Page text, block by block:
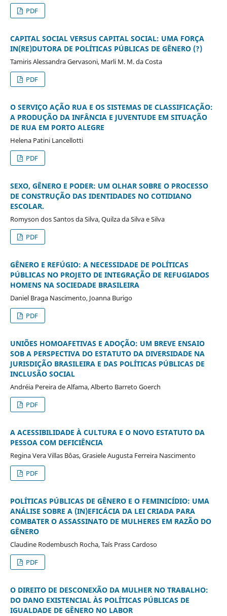
PDF
CAPITAL SOCIAL VERSUS CAPITAL SOCIAL: UMA FORÇA
IN(RE)DUTORA DE POLÍTICAS PÚBLICAS DE GÊNERO (?)
Tamiris Alessandra Gervasoni, Marli M. M. da Costa
PDF
O SERVIÇO AÇÃO RUA E OS SISTEMAS DE CLASSIFICAÇÃO:
A PRODUÇÃO DA INFÂNCIA E JUVENTUDE EM SITUAÇÃO
DE RUA EM PORTO ALEGRE
Helena Patini Lancellotti
PDF
SEXO, GÊNERO E PODER: UM OLHAR SOBRE O PROCESSO
DE CONSTRUÇÃO DAS IDENTIDADES NO COTIDIANO
ESCOLAR.
Romyson dos Santos da Silva, Quilza da Silva e Silva
PDF
GÊNERO E REFÚGIO: A NECESSIDADE DE POLÍTICAS
PÚBLICAS NO PROJETO DE INTEGRAÇÃO DE REFUGIADOS
HOMENS NA SOCIEDADE BRASILEIRA
Daniel Braga Nascimento, Joanna Burigo
PDF
UNIÕES HOMOAFETIVAS E ADOÇÃO: UM BREVE ENSAIO
SOB A PERSPECTIVA DO ESTATUTO DA DIVERSIDADE NA
JURISDIÇÃO BRASILEIRA E DAS POLÍTICAS PÚBLICAS DE
INCLUSÃO SOCIAL
Andréia Pereira de Alfama, Alberto Barreto Goerch
PDF
A ACESSIBILIDADE À CULTURA E O NOVO ESTATUTO DA
PESSOA COM DEFICIÊNCIA
Regina Vera Villas Bôas, Grasiele Augusta Ferreira Nascimento
PDF
POLÍTICAS PÚBLICAS DE GÊNERO E O FEMINICÍDIO: UMA
ANÁLISE SOBRE A (IN)EFICÁCIA DA LEI CRIADA PARA
COMBATER O ASSASSINATO DE MULHERES EM RAZÃO DO
GÊNERO
Claudine Rodembusch Rocha, Taís Prass Cardoso
PDF
O DIREITO DE DESCONEXÃO DA MULHER NO TRABALHO:
DO DANO EXISTENCIAL ÀS POLÍTICAS PÚBLICAS DE
IGUALDADE DE GÊNERO NO LABOR